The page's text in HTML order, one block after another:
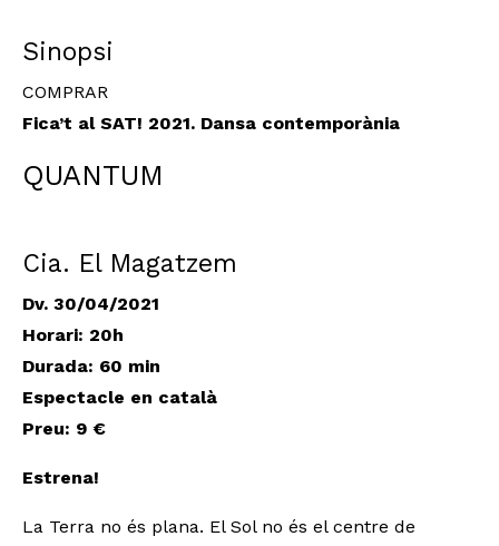
Sinopsi
COMPRAR
Fica’t al SAT! 2021. Dansa contemporània
QUANTUM
Cia. El Magatzem
Dv. 30/04/2021
Horari: 20h
Durada: 60 min
Espectacle en català
Preu: 9 €
Estrena!
La Terra no és plana. El Sol no és el centre de